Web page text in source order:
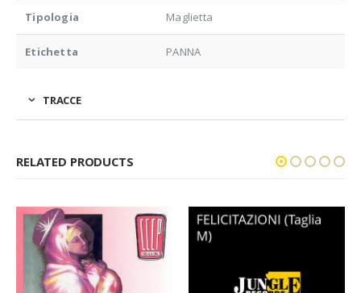
Tipologia Maglietta
Etichetta PANNA
TRACCE
RELATED PRODUCTS